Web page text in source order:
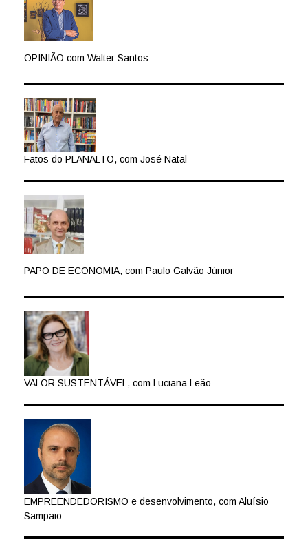
OPINIÃO com Walter Santos
Fatos do PLANALTO, com José Natal
PAPO DE ECONOMIA, com Paulo Galvão Júnior
VALOR SUSTENTÁVEL, com Luciana Leão
EMPREENDEDORISMO e desenvolvimento, com Aluísio
Sampaio